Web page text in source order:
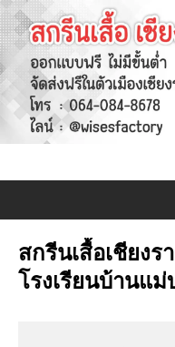
สกรีนเสื้อเชียงร
โรงเรียนบ้านแ